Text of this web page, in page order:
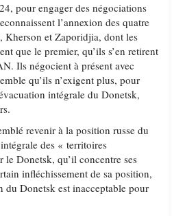
pour engager des négociations
l’annexion des quatre
Kherson et Zaporidjia, dont les
que le premier, qu’ils s’en retirent
Ils négocient à présent avec
qu’ils n’exigent plus, pour
intégrale du Donetsk,
revenir à la position russe du
des « territoires
le Donetsk, qu’il concentre ses
infléchissement de sa position,
du Donetsk est inacceptable pour